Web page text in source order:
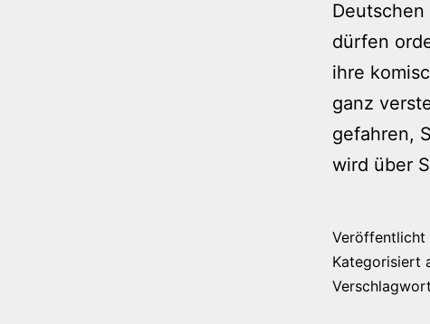
dürfen
ihre
ganz
gefahren,
wird über
Veröffentlicht
Kategorisiert